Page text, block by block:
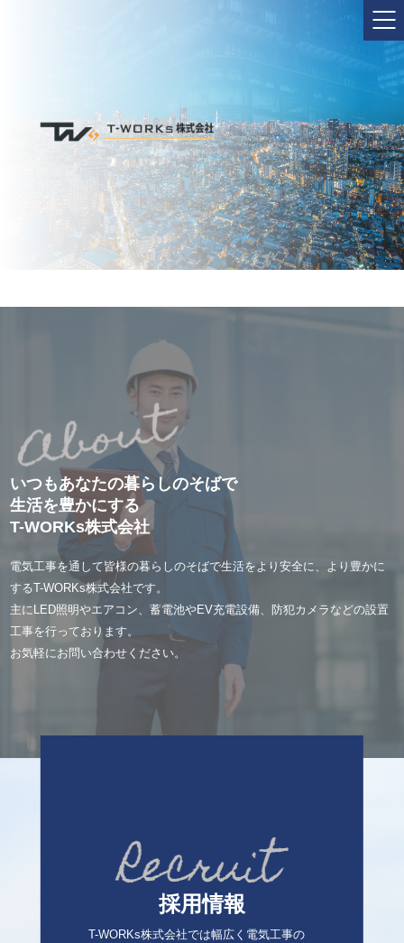
いつもあなたの暮らしのそばで
生活を豊かにする
T-WORKs株式会社
電気工事を通して皆様の暮らしのそばで生活をより安全に、より豊かに
するT-WORKs株式会社です。
主にLED照明やエアコン、蓄電池やEV充電設備、防犯カメラなどの設置
工事を行っております。
お気軽にお問い合わせください。
採用情報
T-WORKs株式会社では幅広く電気工事の